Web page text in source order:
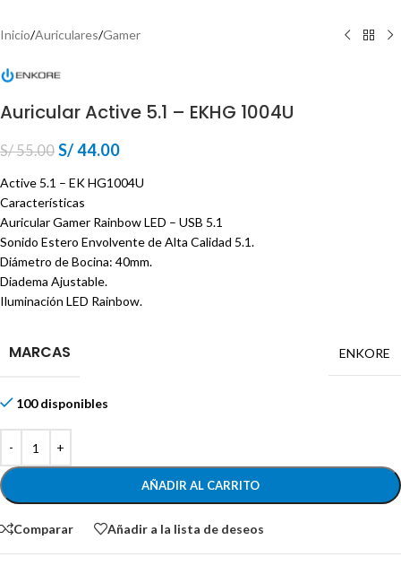
Inicio/Auriculares/Gamer
Auricular Active 5.1 – EKHG 1004U
S/55.00 S/44.00
Active 5.1 – EK HG1004U
Características
Auricular Gamer Rainbow LED – USB 5.1
Sonido Estero Envolvente de Alta Calidad 5.1.
Diámetro de Bocina: 40mm.
Diadema Ajustable.
Iluminación LED Rainbow.
MARCAS ENKORE
100 disponibles
AÑADIR AL CARRITO
Comparar Añadir a la lista de deseos